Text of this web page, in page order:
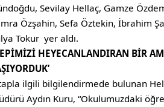
Sevilay Hellaç, Gamze
Özşahin, Sefa Öztekin, İbrahim
Tokur yer aldı.
HEYECANLANDIRAN BİR
ilgili bilgilendirmede bulunan
Aydın Kuru, “Okulumuzdaki